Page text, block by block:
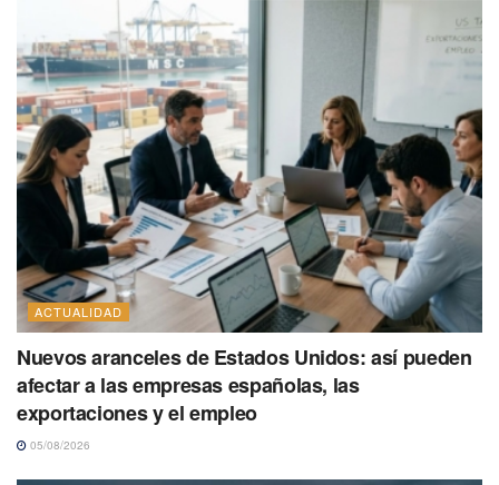
ACTUALIDAD
Nuevos aranceles de Estados Unidos: así pueden
afectar a las empresas españolas, las
exportaciones y el empleo
05/08/2026